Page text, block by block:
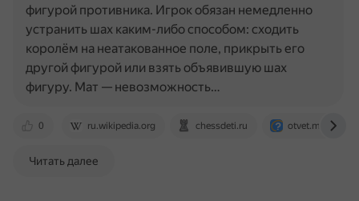
0 ru.wikipedia.org chessdeti.ru otvet.mail.ru
фигурой противника. Игрок обязан немедленно
устранить шах каким-либо способом: сходить
королём на неатакованное поле, прикрыть его
другой фигурой или взять объявившую шах
фигуру. Мат — невозможность…
Читать далее